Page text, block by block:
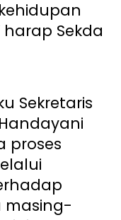
Sekda
Sekretaris
proses
masing-